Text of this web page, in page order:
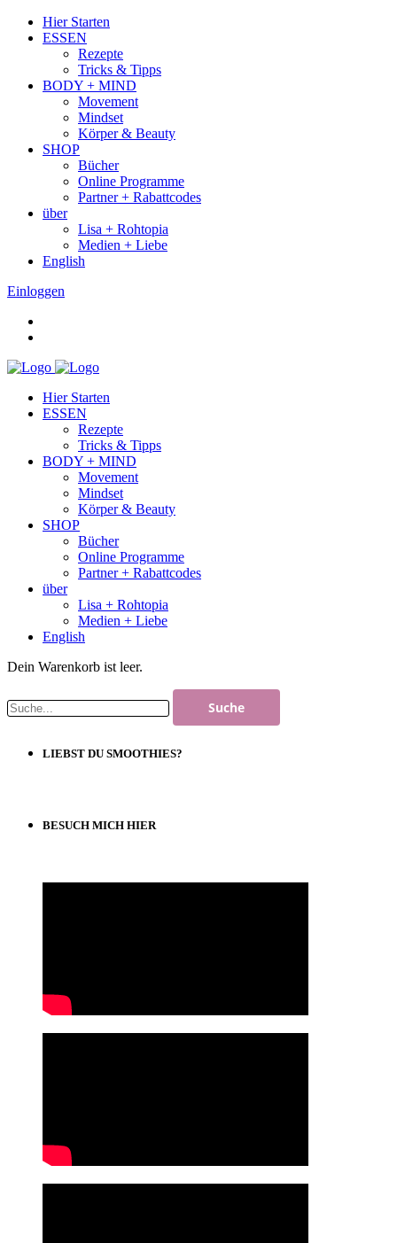
Hier Starten
ESSEN
Rezepte
Tricks & Tipps
BODY + MIND
Movement
Mindset
Körper & Beauty
SHOP
Bücher
Online Programme
Partner + Rabattcodes
über
Lisa + Rohtopia
Medien + Liebe
English
Einloggen
Hier Starten
ESSEN
Rezepte
Tricks & Tipps
BODY + MIND
Movement
Mindset
Körper & Beauty
SHOP
Bücher
Online Programme
Partner + Rabattcodes
über
Lisa + Rohtopia
Medien + Liebe
English
Dein Warenkorb ist leer.
LIEBST DU SMOOTHIES?
BESUCH MICH HIER